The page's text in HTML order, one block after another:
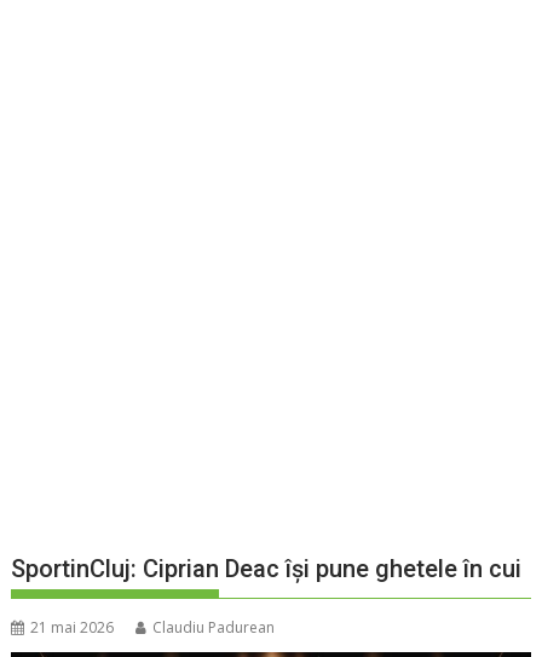
SportinCluj: Ciprian Deac își pune ghetele în cui
21 mai 2026 Claudiu Padurean